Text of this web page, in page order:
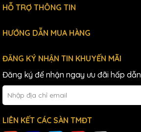
HỖ TRỢ THÔNG TIN
HƯỚNG DẪN MUA HÀNG
ĐĂNG KÝ NHẬN TIN KHUYẾN MÃI
Đăng ký để nhận ngay ưu đãi hấp dẫn
LIÊN KẾT CÁC SÀN TMĐT